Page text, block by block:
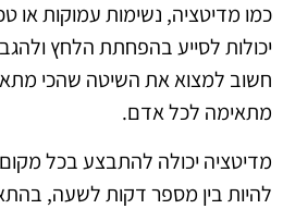
כמו מדיטציה, נשימות עמוקות או
יכולות לסייע בהפחתת הלחץ
חשוב למצוא את השיטה שהכי
מתאימה לכל אדם.
מדיטציה יכולה להתבצע בכל
להיות בין מספר דקות לשעה,